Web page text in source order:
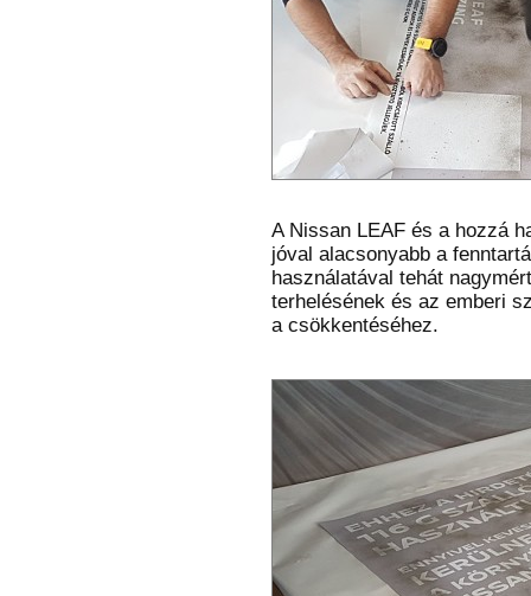
A Nissan LEAF és a hozzá
jóval alacsonyabb a
használatával tehát
terhelésének és az emberi
a csökkentéséhez.